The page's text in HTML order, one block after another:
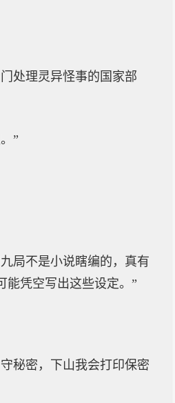
处理灵异怪事的国家部
”
局不是小说瞎编的，真有
能凭空写出这些设定。”
秘密，下山我会打印保密